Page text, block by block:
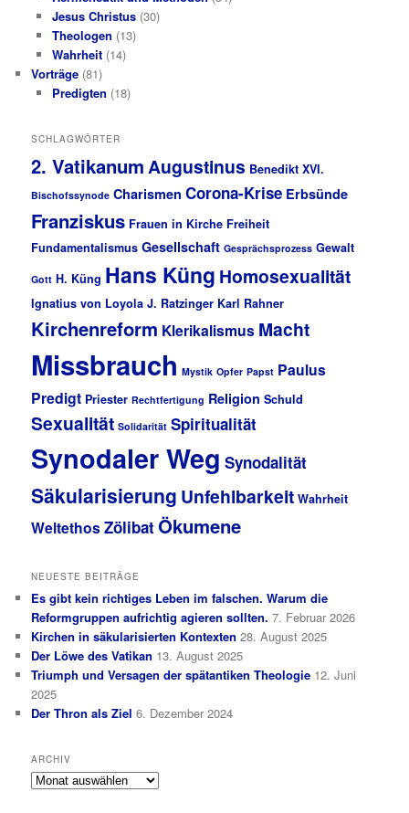
Jesus Christus(30)
Theologen (13)
Wahrheit(14)
Vorträge (81)
Predigten (18)
SCHLAGWÖRTER
2. VatikanumAugustinus Benedikt XVI.
Bischofssynode Charismen Corona-Krise Erbsünde
Franziskus Frauen in Kirche Freiheit
Fundamentalismus Gesellschaft Gesprächsprozess Gewalt
Gott H. Küng Hans Küng Homosexualität
Ignatius von Loyola J. Ratzinger Karl Rahner
Kirchenreform Klerikalismus Macht
Missbrauch Mystik Opfer Papst Paulus
Predigt Priester Rechtfertigung Religion Schuld
Sexualität Solidarität Spiritualität
Synodaler Weg Synodalität
Säkularisierung Unfehlbarkeit Wahrheit
WeltethosZölibatÖkumene
NEUESTE BEITRÄGE
Es gibt kein richtiges Leben im falschen. Warum die
Reformgruppen aufrichtig agieren sollten. 7. Februar 2026
Kirchen in säkularisierten Kontexten 28. August 2025
Der Löwe des Vatikan 13. August 2025
Triumph und Versagen der spätantiken Theologie 12. Juni
2025
Der Thron als Ziel 6. Dezember 2024
ARCHIV
Archiv